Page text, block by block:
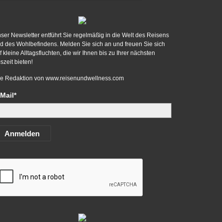
Newsletter entführt Sie regelmäßig in die Welt des Reisens
des Wohlbefindens. Melden Sie sich an und freuen Sie sich
kleine Alltagsfluchten, die wir Ihnen bis zu Ihrer nächsten
bieten!
Redaktion von www.reisenundwellness.com
Anmelden